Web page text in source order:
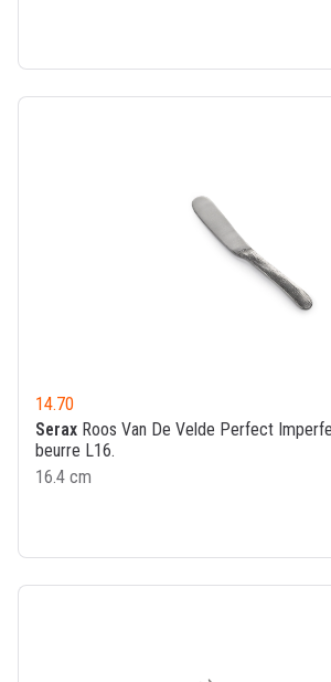
14.70
Serax Roos Van De Velde Perfect
beurre L16.
16.4 cm